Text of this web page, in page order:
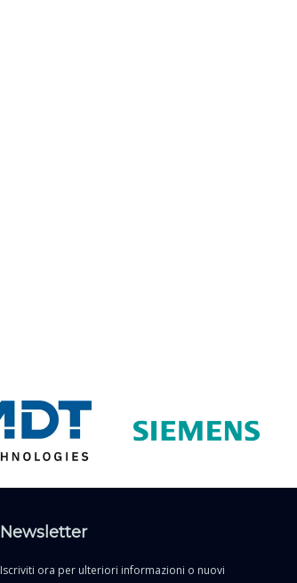
Newsletter
Iscriviti ora per ulteriori informazioni o nuovi